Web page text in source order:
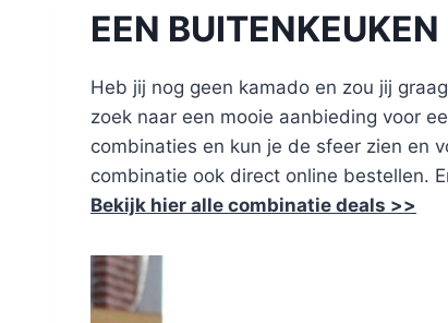
EEN
Heb jij nog geen kamado en zou jij
zoek naar een mooie aanbieding voor
combinaties en kun je de sfeer zien en
combinatie ook direct online bestellen.
Bekijk hier alle combinatie deals >>